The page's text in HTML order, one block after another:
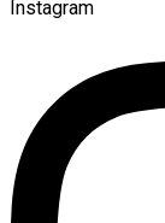
Instagram